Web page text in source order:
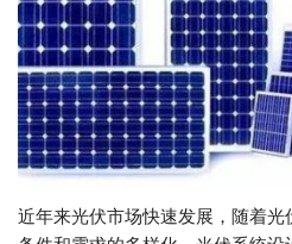
近年来光伏市场快速发展，随着